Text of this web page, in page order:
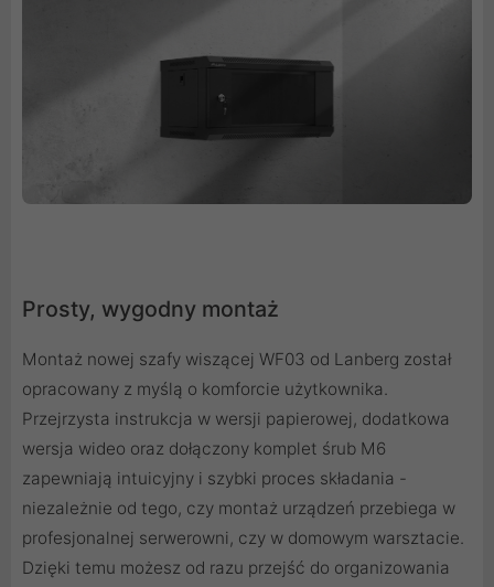
Prosty, wygodny montaż
Montaż nowej szafy wiszącej WF03 od Lanberg został
opracowany z myślą o komforcie użytkownika.
Przejrzysta instrukcja w wersji papierowej, dodatkowa
wersja wideo oraz dołączony komplet śrub M6
zapewniają intuicyjny i szybki proces składania -
niezależnie od tego, czy montaż urządzeń przebiega w
profesjonalnej serwerowni, czy w domowym warsztacie.
Dzięki temu możesz od razu przejść do organizowania